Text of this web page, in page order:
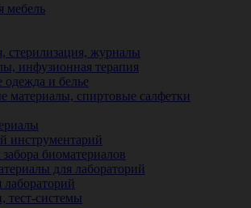
мебель
стерилизация, журналы
инфузионная терапия
и белье
материалы, спиртовые салфетки
инструментарий
биоматериалов
для лабораторий
лабораторий
тест-системы